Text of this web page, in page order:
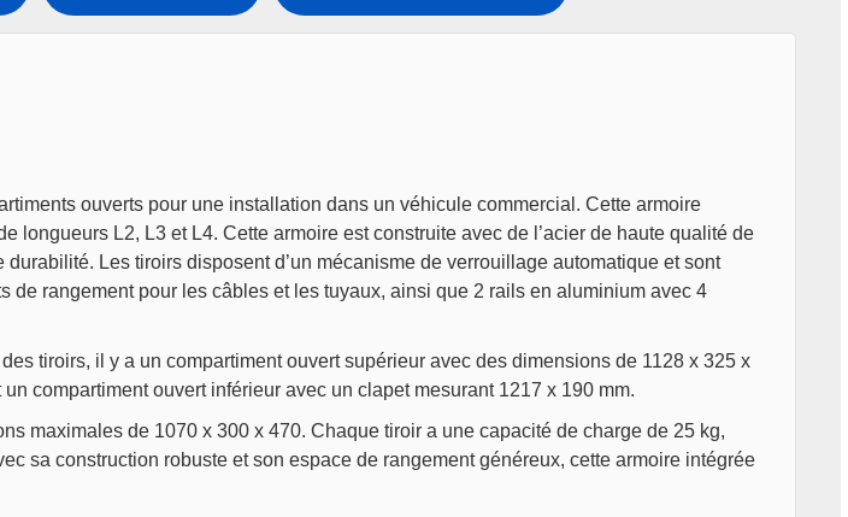
ouverts pour une installation dans un véhicule commercial. Cette armoire
L2, L3 et L4. Cette armoire est construite avec de l’acier de haute qualité de
Les tiroirs disposent d’un mécanisme de verrouillage automatique et sont
rangement pour les câbles et les tuyaux, ainsi que 2 rails en aluminium avec 4
tiroirs, il y a un compartiment ouvert supérieur avec des dimensions de 1128 x 325 x
compartiment ouvert inférieur avec un clapet mesurant 1217 x 190 mm.
maximales de 1070 x 300 x 470. Chaque tiroir a une capacité de charge de 25 kg,
sa construction robuste et son espace de rangement généreux, cette armoire intégrée